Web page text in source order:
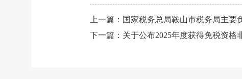
上一篇： 国家税务总局鞍山市税务局主要
下一篇： 关于公布2025年度获得免税资格